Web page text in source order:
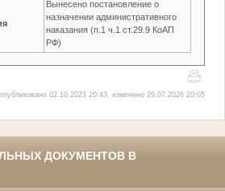
Вынесено постановление о
назначении административного
наказания (п.1 ч.1 ст.29.9 КоАП
РФ)
опубликовано 02.10.2023 20:43, изменено 29.07.2026 20:05
ДОКУМЕНТОВ В